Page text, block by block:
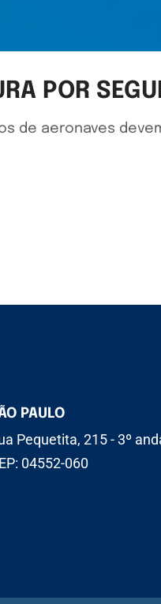
POR
de aeronaves
PAULO
Pequetita, 215 - 3º
04552-060